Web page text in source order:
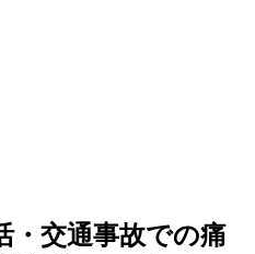
・交通事故での痛